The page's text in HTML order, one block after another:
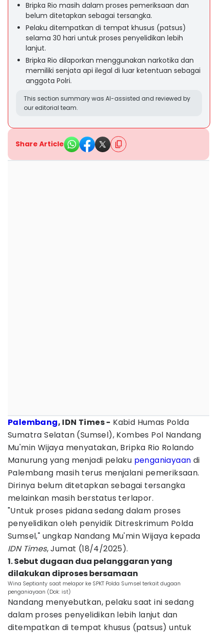
Bripka Rio masih dalam proses pemeriksaan dan
belum ditetapkan sebagai tersangka.
Pelaku ditempatkan di tempat khusus (patsus)
selama 30 hari untuk proses penyelidikan lebih
lanjut.
Bripka Rio dilaporkan menggunakan narkotika dan
memiliki senjata api ilegal di luar ketentuan sebagai
anggota Polri.
This section summary was AI-assisted and reviewed by
our editorial team.
Share Article
Palembang, IDN Times - Kabid Humas Polda
Sumatra Selatan (Sumsel), Kombes Pol Nandang
Mu'min Wijaya menyatakan, Bripka Rio Rolando
Manurung yang menjadi pelaku penganiayaan di
Palembang masih terus menjalani pemeriksaan.
Dirinya belum ditetapkan sebagai tersangka
melainkan masih berstatus terlapor.
"Untuk proses pidana sedang dalam proses
penyelidikan oleh penyidik Ditreskrimum Polda
Sumsel," ungkap Nandang Mu'min Wijaya kepada
IDN Times, Jumat (18/4/2025).
1. Sebut dugaan dua pelanggaran yang
dilakukan diproses bersamaan
Wina Septianty saat melapor ke SPKT Polda Sumsel terkait dugaan
penganiayaan (Dok: ist)
Nandang menyebutkan, pelaku saat ini sedang
dalam proses penyelidikan lebih lanjut dan
ditempatkan di tempat khusus (patsus) untuk